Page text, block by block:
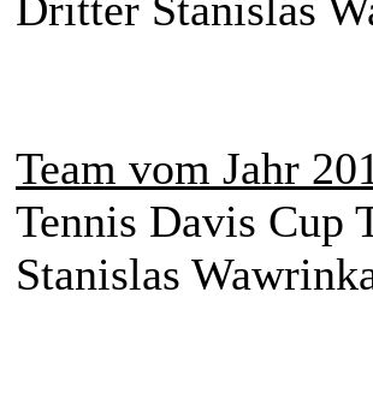
Team vom Jahr
Tennis Davis Cup
Stanislas